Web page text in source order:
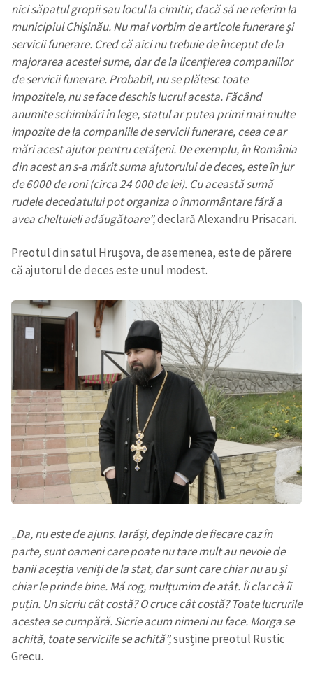
nici săpatul gropii sau locul la cimitir, dacă să ne referim la
municipiul Chișinău. Nu mai vorbim de articole funerare și
servicii funerare. Cred că aici nu trebuie de început de la
majorarea acestei sume, dar de la licențierea companiilor
de servicii funerare. Probabil, nu se plătesc toate
impozitele, nu se face deschis lucrul acesta. Făcând
anumite schimbări în lege, statul ar putea primi mai multe
impozite de la companiile de servicii funerare, ceea ce ar
mări acest ajutor pentru cetățeni. De exemplu, în România
din acest an s-a mărit suma ajutorului de deces, este în jur
de 6000 de roni (circa 24 000 de lei). Cu această sumă
rudele decedatului pot organiza o înmormântare fără a
avea cheltuieli adăugătoare”,declară Alexandru Prisacari.
Preotul din satul Hrușova, de asemenea, este de părere
că ajutorul de deces este unul modest.
„Da, nu este de ajuns. Iarăși, depinde de fiecare caz în
parte, sunt oameni care poate nu tare mult au nevoie de
banii aceștia veniți de la stat, dar sunt care chiar nu au și
chiar le prinde bine. Mă rog, mulțumim de atât. Îi clar că îi
puțin. Un sicriu cât costă? O cruce cât costă? Toate lucrurile
acestea se cumpără. Sicrie acum nimeni nu face. Morga se
achită, toate serviciile se achită”,susține preotul Rustic
Grecu.